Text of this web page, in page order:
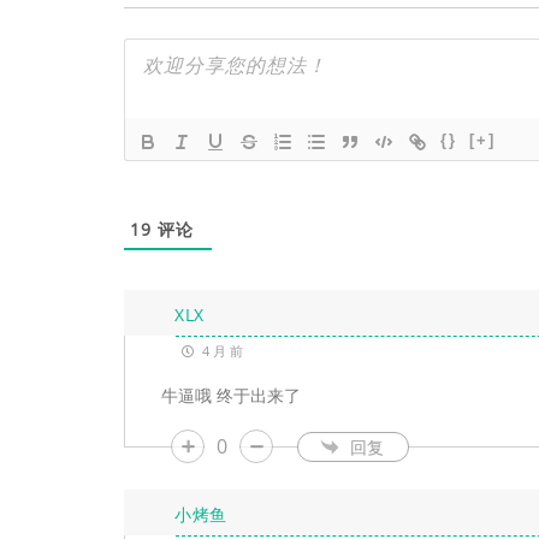
{} [+]
19 评论
XLX
4 月 前
牛逼哦 终于出来了
0 回复
小烤鱼